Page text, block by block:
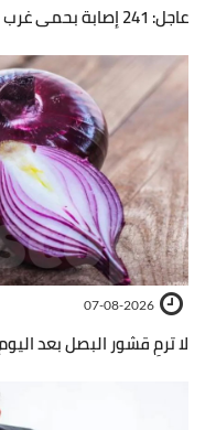
عاجل: 241 إصابة بحمى غرب النيل في أوروبا.. تحذيرات صحية !
07-08-2026
لا ترمِ قشور البصل بعد اليوم... 3 فوائد صحية قد